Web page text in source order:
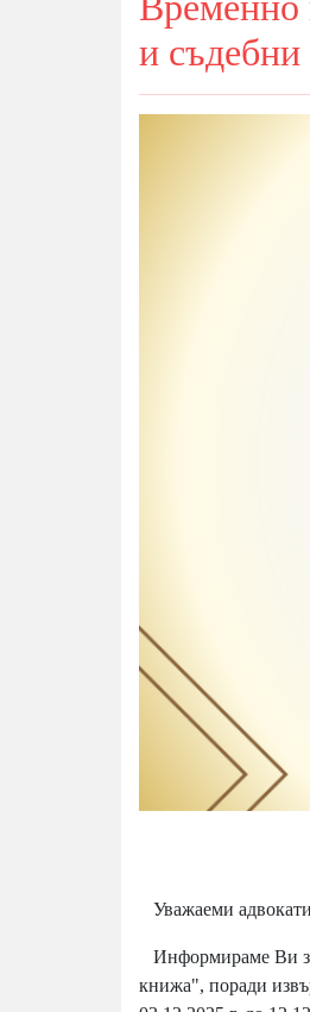
и съдебни
Уважаеми
Информираме Ви
книжа", поради